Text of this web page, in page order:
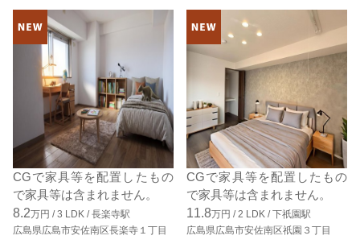
CGで家具等を配置したもの
で家具等は含まれません。
8.2万円 /3 LDK /長楽寺駅
広島県広島市安佐南区長楽寺１丁目
CGで家具等を配置したもの
で家具等は含まれません。
11.8万円 /2 LDK /下祇園駅
広島県広島市安佐南区祇園３丁目